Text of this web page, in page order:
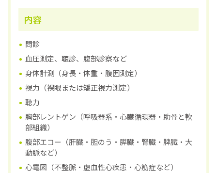
内容
問診
血圧測定、聴診、腹部診察など
身体計測（身長・体重・腹囲測定）
視力（裸眼または矯正視力測定）
聴力
胸部レントゲン（呼吸器系・心臓循環器・助骨と軟
部組織）
腹部エコー（肝臓・胆のう・膵臓・腎臓・脾臓・大
動脈など）
心電図（不整脈・虚血性心疾患・心筋症など）